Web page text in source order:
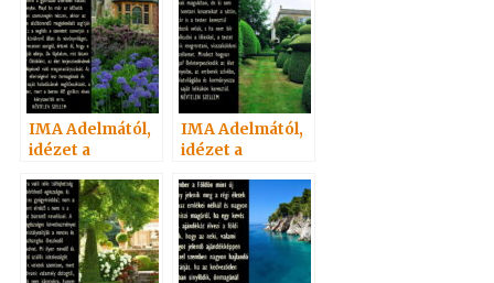
IMA Adelmától,
idézet a
Szellemtől 25.
IMA Adelmától,
idézet a
Szellemtől 30.